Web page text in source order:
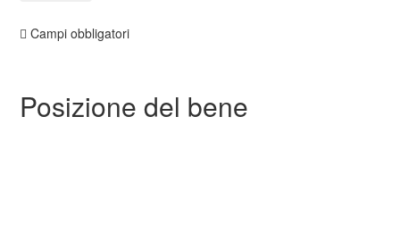
Campi obbligatori
Posizione del bene